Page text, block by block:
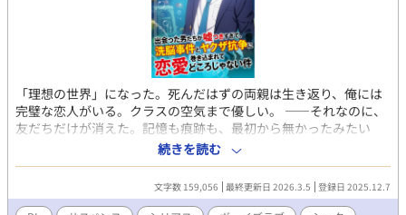
「理想の世界」になった。死んだはずの両親は生き返り、俺には
完璧な恋人がいる。クラスの空気まで優しい。 ――それなのに、
友だちだけが消えた。記憶も痕跡も、最初から無かったみたい
に。 “おかしいのは世界か、俺か”。疑いを抱えたまま、五十嵐燈
真（いがらし とうま）は気晴らしに繁華街へ足を踏み入れる。 そ
こで出会ったのは、口が悪い訳アリ少年と、一見おとなしいのに
底が読めない青年。 三人の出会いはやがて事件へつながってい
続きを読む
文字数 159,056 最終更新日 2026.3.5 登録日 2025.12.7